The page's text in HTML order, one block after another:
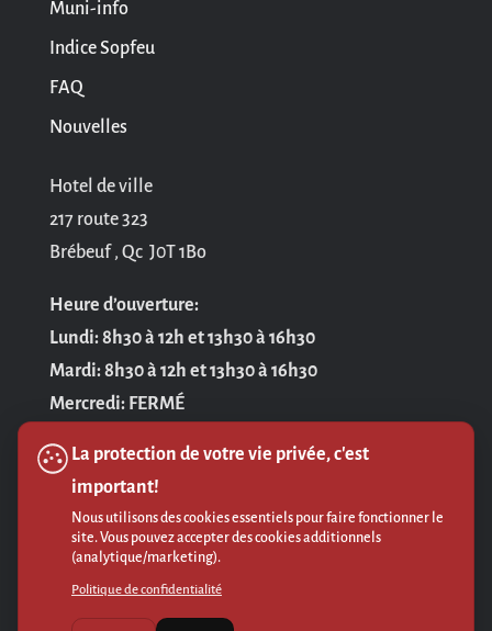
Muni-info
Indice Sopfeu
FAQ
Nouvelles
Hotel de ville
217 route 323
Brébeuf , Qc J0T 1Bo
Heure d’ouverture:
Lundi: 8h30 à 12h et 13h30 à 16h30
Mardi: 8h30 à 12h et 13h30 à 16h30
Mercredi: FERMÉ
Vendredi: 8h30 à 12h
Politique de confidentialité
La protection de votre vie privée, c'est
important!
Nous utilisons des cookies essentiels pour faire fonctionner le
site. Vous pouvez accepter des cookies additionnels
(analytique/marketing).
Politique de confidentialité